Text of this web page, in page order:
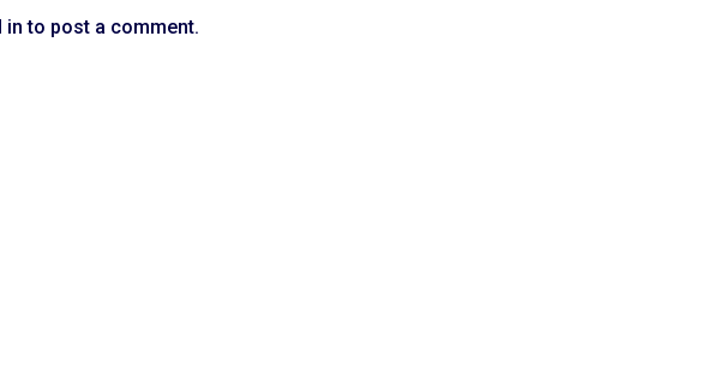
in to post a comment.